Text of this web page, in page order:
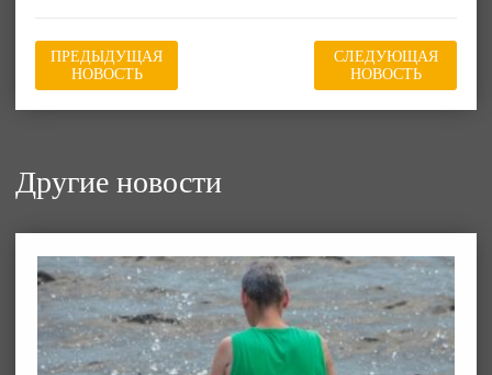
ПРЕДЫДУЩАЯ
НОВОСТЬ
СЛЕДУЮЩАЯ
НОВОСТЬ
Другие новости